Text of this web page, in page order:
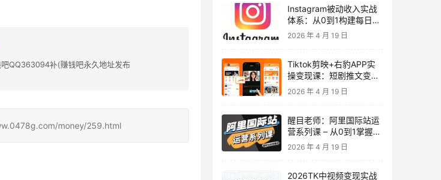
QQ363094补(赚钱吧永久地址发布
money/259.html
Instagram被动收入实战
体系：从0到1构建每日盈
利的自动销售漏斗
2026 年 4 月 19 日
Tiktok剪映+右豹APP实
操变现课：短剧推文变现
全教程来了！
2026 年 4 月 19 日
醒目老师：阿里国际站运
营系列课 – 从0到1掌握平
台运营核心技巧
2026 年 4 月 19 日
2026TK中视频变现实战